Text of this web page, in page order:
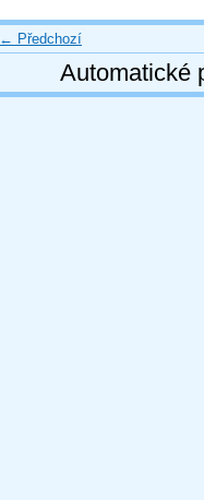
← Předchozí
Automatické